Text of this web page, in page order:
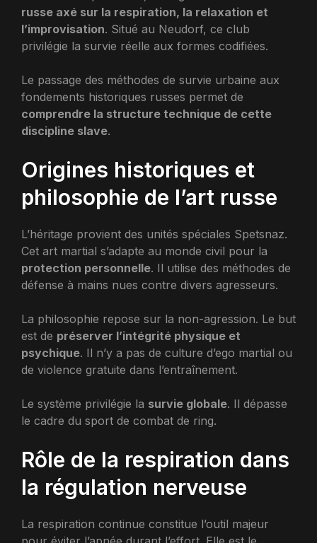
russe axé sur la respiration, la relaxation et
l’improvisation. Situé au Neudorf, ce club
privilégie la survie réelle aux formes codifiées.
Le passage des méthodes de survie urbaine aux
fondements historiques russes permet de
comprendre la structure technique de cette
discipline slave.
Origines historiques et
philosophie de l’art russe
L’héritage provient des unités spéciales Spetsnaz.
Cet art martial s’adapte au monde civil pour la
protection personnelle. Il utilise des méthodes de
défense à mains nues contre divers agresseurs.
La philosophie repose sur la non-agression. Le but
est de préserver l’intégrité physique et
psychique. Il n’y a pas de culture d’ego martial ou
de violence gratuite dans l’entraînement.
Le système privilégie la survie globale. Il dépasse
le cadre du sport de combat de ring.
Rôle de la respiration dans
la régulation nerveuse
La respiration continue constitue l’outil majeur